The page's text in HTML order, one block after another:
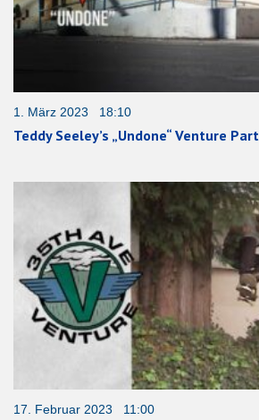
1. März 2023 18:10
Teddy Seeley’s „Undone“ Venture Part
17. Februar 2023 11:00